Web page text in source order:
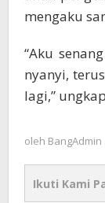
mengaku
“Aku
nyanyi,
lagi,”
oleh BangAdmin
Ikuti Kami